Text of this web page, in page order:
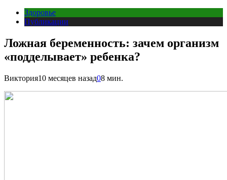
Здоровье
Публикации
Ложная беременность: зачем организм
«подделывает» ребенка?
Виктория10 месяцев назад08 мин.